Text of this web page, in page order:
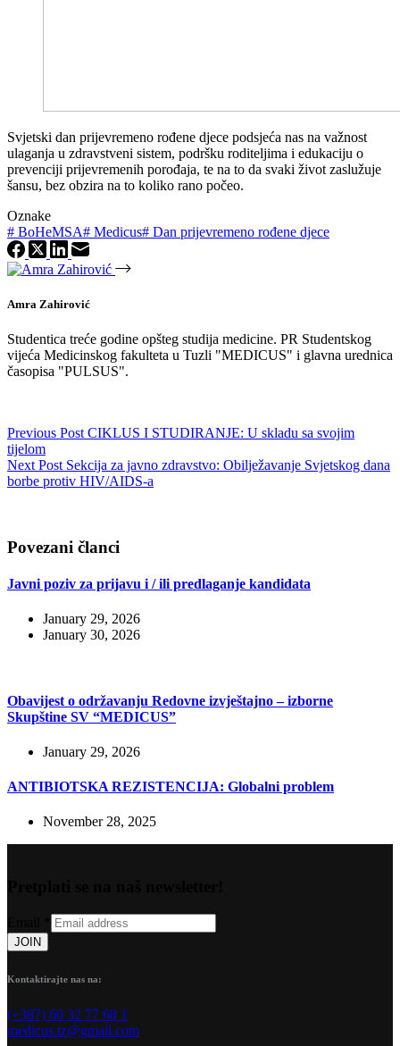
Svjetski dan prijevremeno rođene djece podsjeća nas na važnost
ulaganja u zdravstveni sistem, podršku roditeljima i edukaciju o
prevenciji prijevremenih porođaja, te na to da svaki život zaslužuje
šansu, bez obzira na to koliko rano počeo.
Oznake
# BoHeMSA# Medicus# Dan prijevremeno rođene djece
Amra Zahirović
Studentica treće godine opšteg studija medicine. PR Studentskog
vijeća Medicinskog fakulteta u Tuzli "MEDICUS" i glavna urednica
časopisa "PULSUS".
Previous Post CIKLUS I STUDIRANJE: U skladu sa svojim
tijelom
Next Post Sekcija za javno zdravstvo: Obilježavanje Svjetskog dana
borbe protiv HIV/AIDS-a
Povezani članci
Javni poziv za prijavu i / ili predlaganje kandidata
January 29, 2026
January 30, 2026
Obavijest o održavanju Redovne izvještajno – izborne
Skupštine SV “MEDICUS”
January 29, 2026
ANTIBIOTSKA REZISTENCIJA: Globalni problem
November 28, 2025
JOIN
Kontaktirajte nas na:
(+387) 60 32 77 68 1
medicus.tz@gmail.com